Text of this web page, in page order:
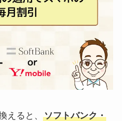
えると、 ソフトバンク・